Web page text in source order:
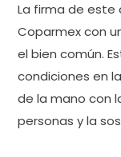
La firma de este
Coparmex con
el bien común.
condiciones en
de la mano con
personas y la